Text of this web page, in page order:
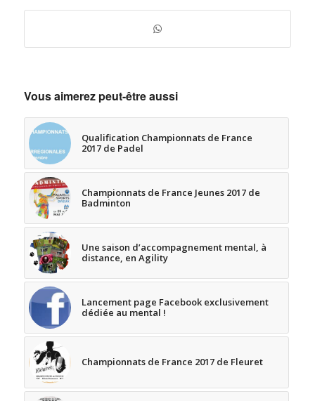
Vous aimerez peut-être aussi
Qualification Championnats de France
2017 de Padel
Championnats de France Jeunes 2017 de
Badminton
Une saison d’accompagnement mental, à
distance, en Agility
Lancement page Facebook exclusivement
dédiée au mental !
Championnats de France 2017 de Fleuret